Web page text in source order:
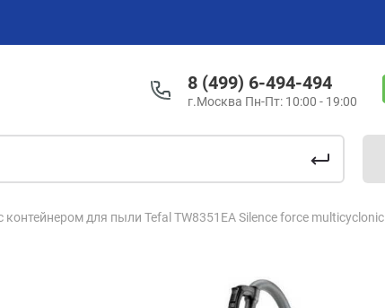
8 (499) 6-494-494
г.Москва Пн-Пт: 10:00 - 19:00
контейнером для пыли Tefal TW8351EA Silence force multicyclonic